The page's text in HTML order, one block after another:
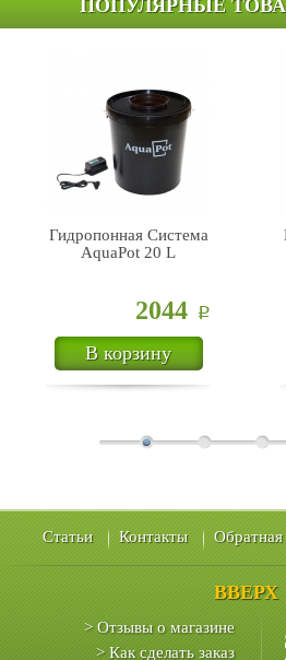
ПОПУЛЯРНЫЕ
Гидропонная Cистема
AquaPot 20 L
2044 Р
В корзину
Статьи Контакты Обратная
ВВЕРХ
> Отзывы о магазине
> Как сделать заказ